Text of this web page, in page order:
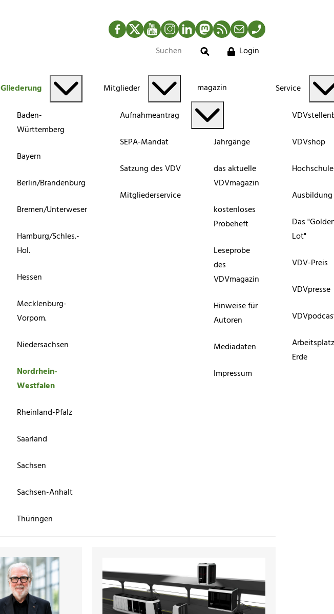
Facebook
TwitterYouTubeInstagram
LinkedInMastodonRSS-Newsfeed
MailTelefon
Suche
Login
Gliederung
Baden-
Württemberg
Bayern
Berlin/Brandenburg
Bremen/Unterweser
Hamburg/Schles.-
Hol.
Hessen
Mecklenburg-
Vorpom.
Niedersachsen
Nordrhein-
Westfalen
Rheinland-Pfalz
Saarland
Sachsen
Sachsen-Anhalt
Thüringen
Mitglieder
Aufnahmeantrag
SEPA-Mandat
Satzung des VDV
Mitgliederservice
magazin
Jahrgänge
das aktuelle
VDVmagazin
kostenloses
Probeheft
Leseprobe
des
VDVmagazin
Hinweise für
Autoren
Mediadaten
Impressum
Service
VDVshop
Ausbildung
Das
Lot"
VDV-Preis
VDVpresse
Erde